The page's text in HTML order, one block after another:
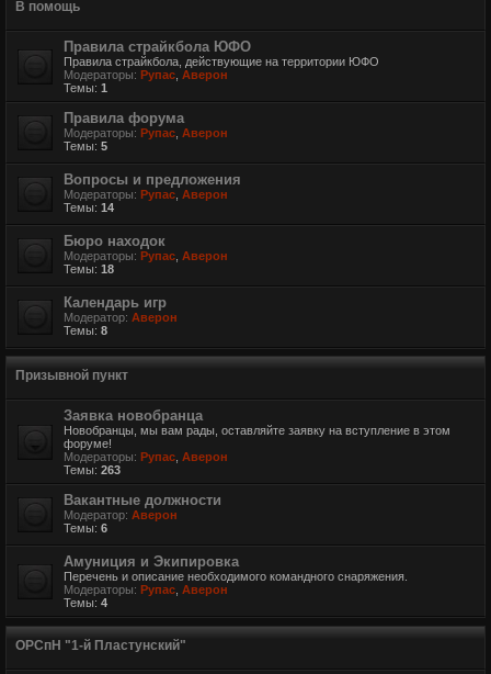
В помощь
Правила страйкбола ЮФО
Правила страйкбола, действующие на территории ЮФО
Модераторы: Рупас Аверон
Темы: 1
Правила форума
Модераторы: Рупас Аверон
Темы: 5
Вопросы и предложения
Модераторы: Рупас Аверон
Темы: 14
Бюро находок
Модераторы: Рупас Аверон
Темы: 18
Календарь игр
Модератор: Аверон
Темы: 8
Призывной пункт
Заявка новобранца
Новобранцы, мы вам рады, оставляйте заявку на вступление в этом
форуме!
Модераторы: Рупас Аверон
Темы: 263
Вакантные должности
Модератор: Аверон
Темы: 6
Амуниция и Экипировка
Перечень и описание необходимого командного снаряжения.
Модераторы: Рупас Аверон
Темы: 4
ОРСпН "1-й Пластунский"